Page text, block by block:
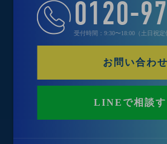
0120-
受付時間：9:30〜18:00（土日祝定
お問い合わせ
LINEで相談す